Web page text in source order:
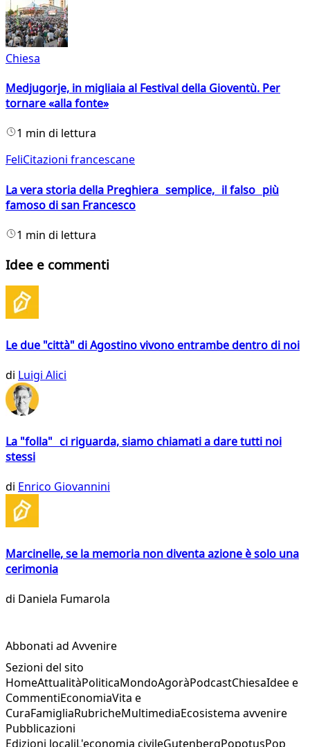
Chiesa
Medjugorje, in migliaia al Festival della Gioventù. Per
tornare «alla fonte»
1 min di lettura
FeliCitazioni francescane
La vera storia della Preghiera semplice, il falso più
famoso di san Francesco
1 min di lettura
Idee e commenti
Le due "città" di Agostino vivono entrambe dentro di noi
di Luigi Alici
La "folla" ci riguarda, siamo chiamati a dare tutti noi
stessi
di Enrico Giovannini
Marcinelle, se la memoria non diventa azione è solo una
cerimonia
di Daniela Fumarola
Abbonati ad Avvenire
Sezioni del sito
HomeAttualitàPoliticaMondoAgoràPodcastChiesaIdee e
CommentiEconomiaVita e
CuraFamigliaRubricheMultimediaEcosistema avvenire
Pubblicazioni
Edizioni localiL'economia civileGutenbergPopotusPop